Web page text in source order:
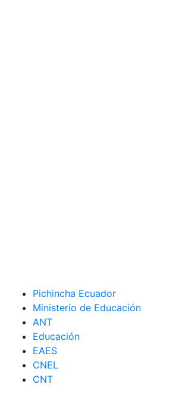
Pichincha Ecuador
Ministerio de Educación
ANT
Educación
EAES
CNEL
CNT